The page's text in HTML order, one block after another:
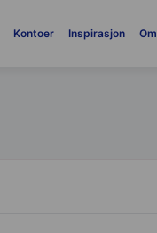
Kontoer Inspirasjon Om